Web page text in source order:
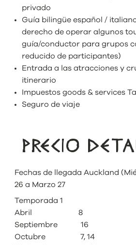
privado
Guía bilingüe español /
derecho de operar algunos
guía/conductor para grupos
reducido de participantes)
Entrada a las atracciones y
itinerario
Impuestos goods & services
Seguro de viaje
PRECIO
Fechas de llegada Auckland
26 a Marzo 27
Temporada 1
Abril 8
Septiembre 16
Octubre 7, 14